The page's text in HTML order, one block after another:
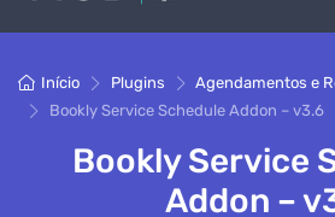
Início Plugins
Agendamentos e
Bookly Service Schedule Addon – v3.6
Bookly Service
Addon –